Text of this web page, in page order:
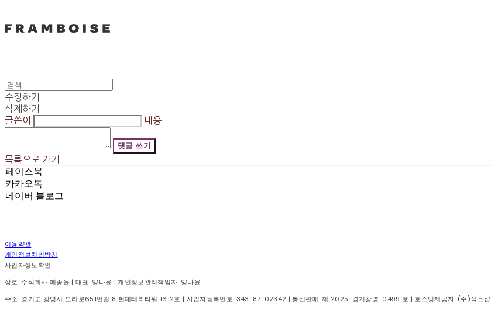
수정하기
삭제하기
글쓴이
내용
댓글 쓰기
목록으로 가기
페이스북
카카오톡
네이버 블로그
이용약관
개인정보처리방침
사업자정보확인
상호: 주식회사 메종윤 | 대표: 양나윤 | 개인정보관리책임자: 양나윤
주소: 경기도 광명시 오리로651번길 8 현대테라타워 1612호 | 사업자등록번호: 343-87-02342 | 통신판매:제 2025-경기광명-0499 호 | 호스팅제공자: (주)식스샵